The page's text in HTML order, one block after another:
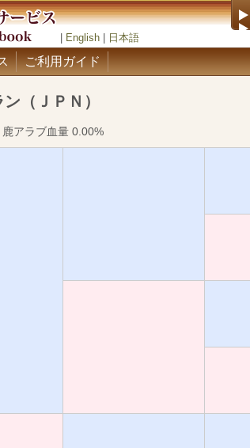
English 日本語
ご利用ガイド
（ＪＰＮ）
ラブ血量 0.00%